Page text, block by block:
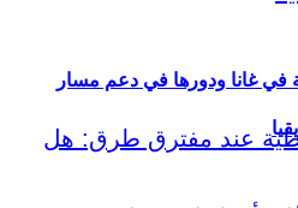
في غانا ودورها في دعم مسار